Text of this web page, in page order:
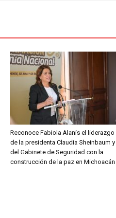
Reconoce Fabiola Alanís el liderazgo
de la presidenta Claudia Sheinbaum y
del Gabinete de Seguridad con la
construcción de la paz en Michoacán